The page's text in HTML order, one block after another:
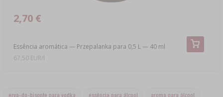
Essência aromática — Przepalanka para 0,5 L — 40 ml
2,70 €
67,50 EUR/l
erva-do-bisonte para vodka essência para álcool aroma para álcool